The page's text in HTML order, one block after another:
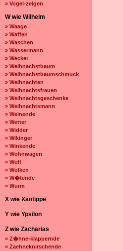
» Vogel-zeigen
W wie Wilhelm
» Waage
» Waffen
» Waschen
» Wassermann
» Wecker
» Weihnachstbaum
» Weihnachstbaumschmuck
» Weihnachten
» Weihnachtsfrauen
» Weihnachtsgeschenke
» Weihnachtsmann
» Weinende
» Wetter
» Widder
» Wikinger
» Winkende
» Wohnwagen
» Wolf
» Wolken
» W�tende
» Wurm
X wie Xantippe
Y wie Ypsilon
Z wie Zacharias
» Z�hne-klappernde
» Zaehneknirschende